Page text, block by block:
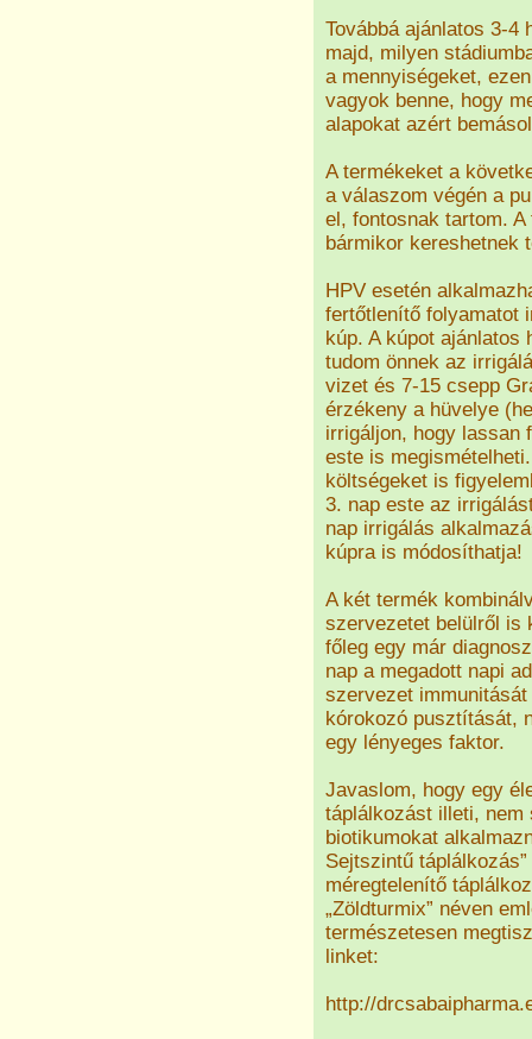
Továbbá ajánlatos 3-4
majd, milyen
a mennyiségeket,
vagyok benne, hogy
alapokat azért
A termékeket a
a válaszom végén a
el, fontosnak tartom.
bármikor kereshetnek
HPV esetén
fertőtlenítő folyamatot
kúp. A kúpot ajánlatos
tudom önnek az
vizet és 7-15 csepp
érzékeny a hüvelye
irrigáljon, hogy lassan
este is
költségeket is
3. nap este az
nap irrigálás
kúpra is módosíthatja!
A két termék
szervezetet belülről is
főleg egy már
nap a megadott napi
szervezet
kórokozó pusztítását,
egy lényeges faktor.
Javaslom, hogy egy
táplálkozást illeti, nem
biotikumokat
Sejtszintű
méregtelenítő
„Zöldturmix” néven
természetesen
linket:
http://